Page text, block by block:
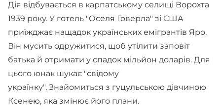
Дія відбувається в карпатському селищі Ворохта
1939 року. У готель "Оселя Говерла" зі США
приїжджає нащадок українських емігрантів Яро.
Він мусить одружитися, щоб утілити заповіт
батька й отримати у спадок мільйон доларів. Для
цього юнак шукає "свідому
українку". Знайомиться з гуцульською дівчиною
Ксенею, яка змінює його плани.